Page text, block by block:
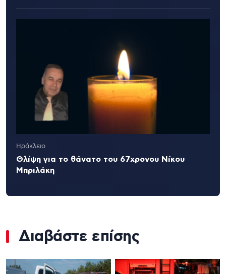
Ηράκλειο
Θλίψη για το θάνατο του 67χρονου Νίκου
Μπριλάκη
Διαβάστε επίσης